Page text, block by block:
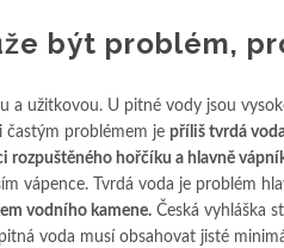
být problém,
a užitkovou. U pitné vody jsou
častým problémem je příliš tvrdá
rozpuštěného hořčíku a hlavně
vápence. Tvrdá voda je problém
vodního kamene. Česká vyhláška
voda musí obsahovat jisté